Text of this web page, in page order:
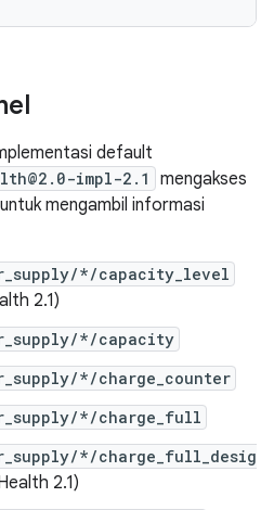
default
impl-2.1
mengakses
mengambil informasi
*/capacity_level
2.1)
*/capacity
*/charge_counter
*/charge_full
*/charge_full_desig
2.1)